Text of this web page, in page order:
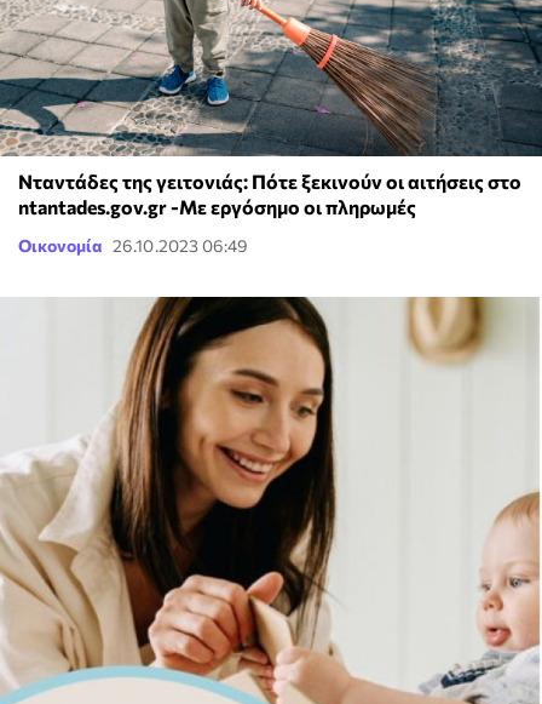
Νταντάδες της γειτονιάς: Πότε ξεκινούν οι αιτήσεις στο
ntantades.gov.gr -Με εργόσημο οι πληρωμές
Οικονομία 26.10.2023 06:49